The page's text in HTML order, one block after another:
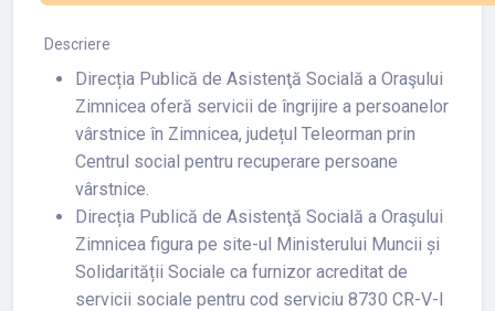
Descriere
Direcția Publică de Asistenţă Socială a Oraşului
Zimnicea oferă servicii de îngrijire a persoanelor
vârstnice în Zimnicea, județul Teleorman prin
Centrul social pentru recuperare persoane
vârstnice.
Direcția Publică de Asistenţă Socială a Oraşului
Zimnicea figura pe site-ul Ministerului Muncii și
Solidarității Sociale ca furnizor acreditat de
servicii sociale pentru cod serviciu 8730 CR-V-I